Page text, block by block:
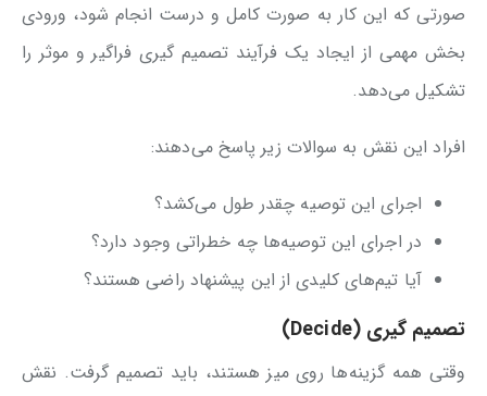
صورتی که این کار به صورت کامل و درست انجام شود، ورودی
بخش مهمی از ایجاد یک فرآیند تصمیم گیری فراگیر و موثر را
تشکیل می‌دهد.
افراد این نقش به سوالات زیر پاسخ می‌دهند:
اجرای این توصیه چقدر طول می‌کشد؟
در اجرای این توصیه‌ها چه خطراتی وجود دارد؟
آیا تیم‌های کلیدی از این پیشنهاد راضی هستند؟
تصمیم گیری (Decide)
وقتی همه گزینه‌ها روی میز هستند، باید تصمیم گرفت. نقش